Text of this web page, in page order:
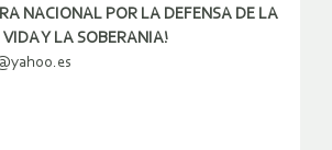
NACIONAL POR LA DEFENSA DE LA
VIDA Y LA SOBERANIA!